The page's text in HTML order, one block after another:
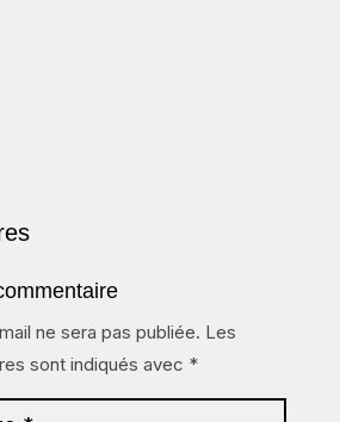
ne sera pas publiée. Les
sont indiqués avec *